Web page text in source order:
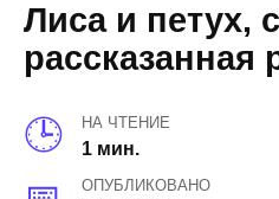
Лиса и петух,
рассказанная
НА ЧТЕНИЕ
1 мин.
ОПУБЛИКОВАНО